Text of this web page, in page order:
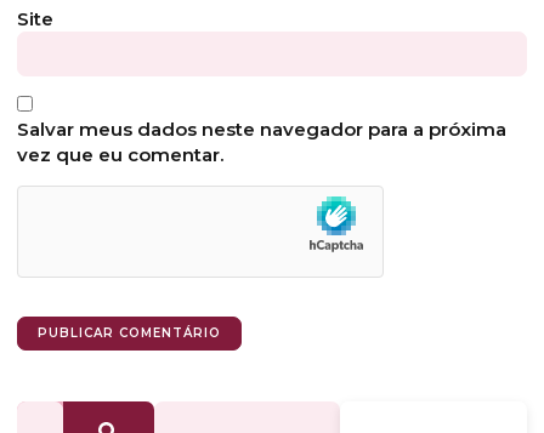
Site
Salvar meus dados neste navegador para a próxima
vez que eu comentar.